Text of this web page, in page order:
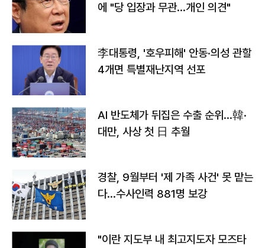
에 "당 입장과 무관…개인 의견"
李대통령, '호우피해' 안동·의성 관할
4개면 특별재난지역 선포
AI 반도체가 뒤집은 수출 순위…韓·
대만, 사상 첫 日 추월
경찰, 9월부터 '제 가족 사건' 못 맡는
다…수사인력 881명 보강
"이란 지도부 내 최고지도자 모즈타